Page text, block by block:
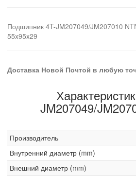
Подшипник 4T-JM207049/JM207010
55x95x29
Доставка Новой Почтой в любую
JM207049/
Производитель
Внутренний диаметр (mm)
Внешний диаметр (mm)